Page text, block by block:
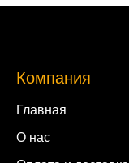
Компания
Главная
О нас